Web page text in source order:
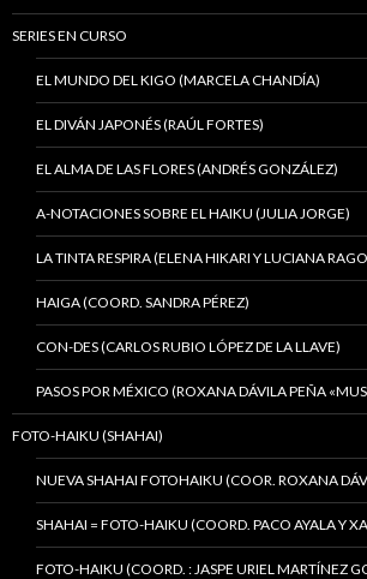
SERIES EN CURSO
EL MUNDO DEL KIGO (MARCELA CHANDÍA)
EL DIVÁN JAPONÉS (RAÚL FORTES)
EL ALMA DE LAS FLORES (ANDRÉS GONZÁLEZ)
A-NOTACIONES SOBRE EL HAIKU (JULIA JORGE)
LA TINTA RESPIRA (ELENA HIKARI Y LUCIANA
HAIGA (COORD. SANDRA PÉREZ)
CON-DES (CARLOS RUBIO LÓPEZ DE LA LLAVE)
PASOS POR MÉXICO (ROXANA DÁVILA PEÑA
FOTO-HAIKU (SHAHAI)
NUEVA SHAHAI FOTOHAIKU (COOR. ROXANA
SHAHAI = FOTO-HAIKU (COORD. PACO AYALA Y
FOTO-HAIKU (COORD. : JASPE URIEL MARTÍNEZ